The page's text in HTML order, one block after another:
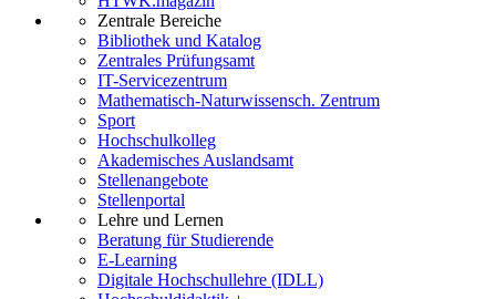
Zentrale Bereiche
Bibliothek und Katalog
Zentrales Prüfungsamt
IT-Servicezentrum
Mathematisch-Naturwissensch. Zentrum
Sport
Hochschulkolleg
Akademisches Auslandsamt
Stellenangebote
Stellenportal
Lehre und Lernen
Beratung für Studierende
E-Learning
Digitale Hochschullehre (IDLL)